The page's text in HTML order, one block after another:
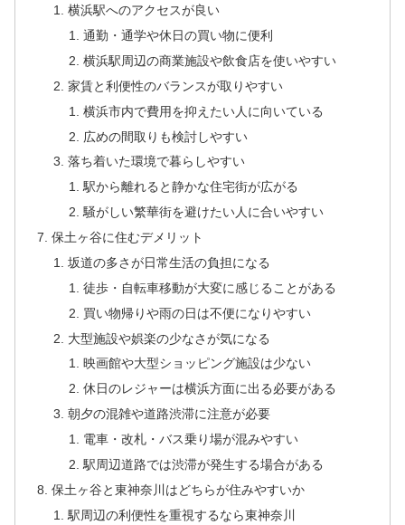
横浜駅へのアクセスが良い
通勤・通学や休日の買い物に便利
横浜駅周辺の商業施設や飲食店を使いやすい
家賃と利便性のバランスが取りやすい
横浜市内で費用を抑えたい人に向いている
広めの間取りも検討しやすい
落ち着いた環境で暮らしやすい
駅から離れると静かな住宅街が広がる
騒がしい繁華街を避けたい人に合いやすい
保土ヶ谷に住むデメリット
坂道の多さが日常生活の負担になる
徒歩・自転車移動が大変に感じることがある
買い物帰りや雨の日は不便になりやすい
大型施設や娯楽の少なさが気になる
映画館や大型ショッピング施設は少ない
休日のレジャーは横浜方面に出る必要がある
朝夕の混雑や道路渋滞に注意が必要
電車・改札・バス乗り場が混みやすい
駅周辺道路では渋滞が発生する場合がある
保土ヶ谷と東神奈川はどちらが住みやすいか
駅周辺の利便性を重視するなら東神奈川